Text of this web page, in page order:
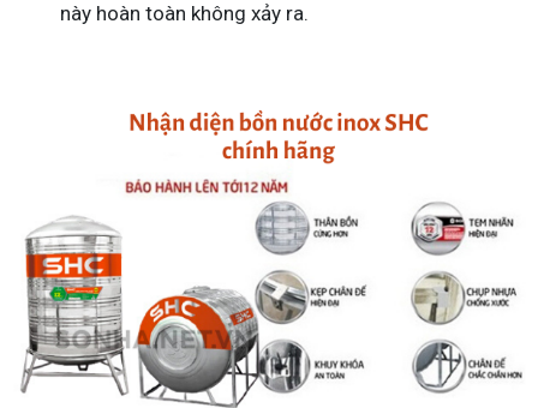
này hoàn toàn không xảy ra.